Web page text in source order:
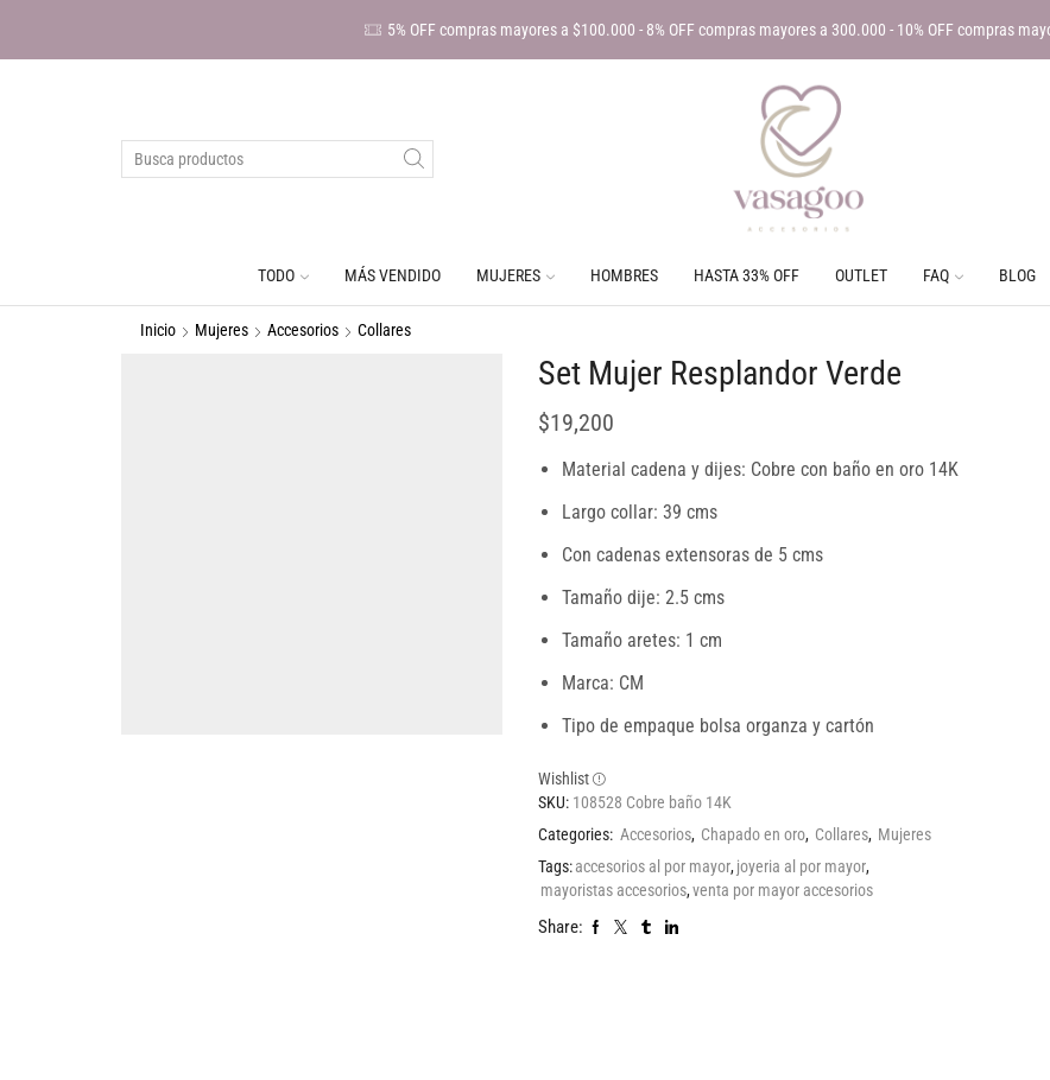
5% OFF compras mayores a $100.000 - 8% OFF compras mayores a 300.000 - 10% OFF compras
TODO MÁS VENDIDO MUJERES HOMBRES HASTA 33% OFF OUTLET FAQ BLOG
Inicio Mujeres Accesorios Collares
Set Mujer Resplandor Verde
$19,200
Material cadena y dijes: Cobre con baño en oro 14K
Largo collar: 39 cms
Con cadenas extensoras de 5 cms
Tamaño dije: 2.5 cms
Tamaño aretes: 1 cm
Marca: CM
Tipo de empaque bolsa organza y cartón
Wishlist
SKU: 108528 Cobre baño 14K
Categories: Accesorios, Chapado en oro, Collares, Mujeres
Tags:accesorios al por mayor,joyeria al por mayor,
mayoristas accesorios,venta por mayor accesorios
Share: